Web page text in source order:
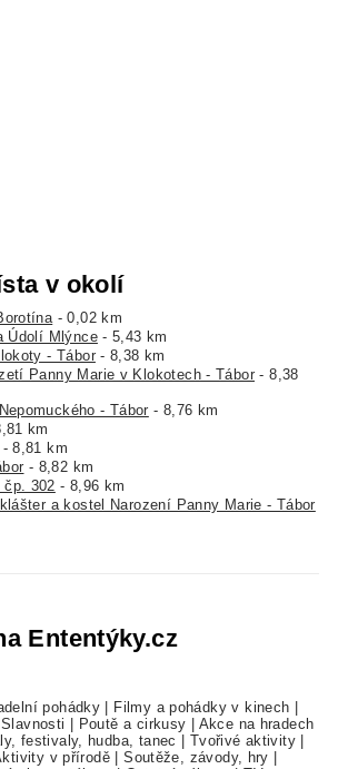
v okolí
- 0,02 km
Údolí Mlýnce- 5,43 km
- Tábor- 8,38 km
Panny Marie v Klokotech - Tábor - 8,38
- Tábor - 8,76 km
km
- 8,81 km
- 8,82 km
čp. 302 - 8,96 km
a kostel Narození Panny Marie - Tábor
Ententýky.cz
pohádky Filmy a pohádky v kinech
Slavnosti Poutě a cirkusy
Akce na hradech
festivaly, hudba, tanec Tvořivé aktivity
v přírodě |Soutěže, závody, hry